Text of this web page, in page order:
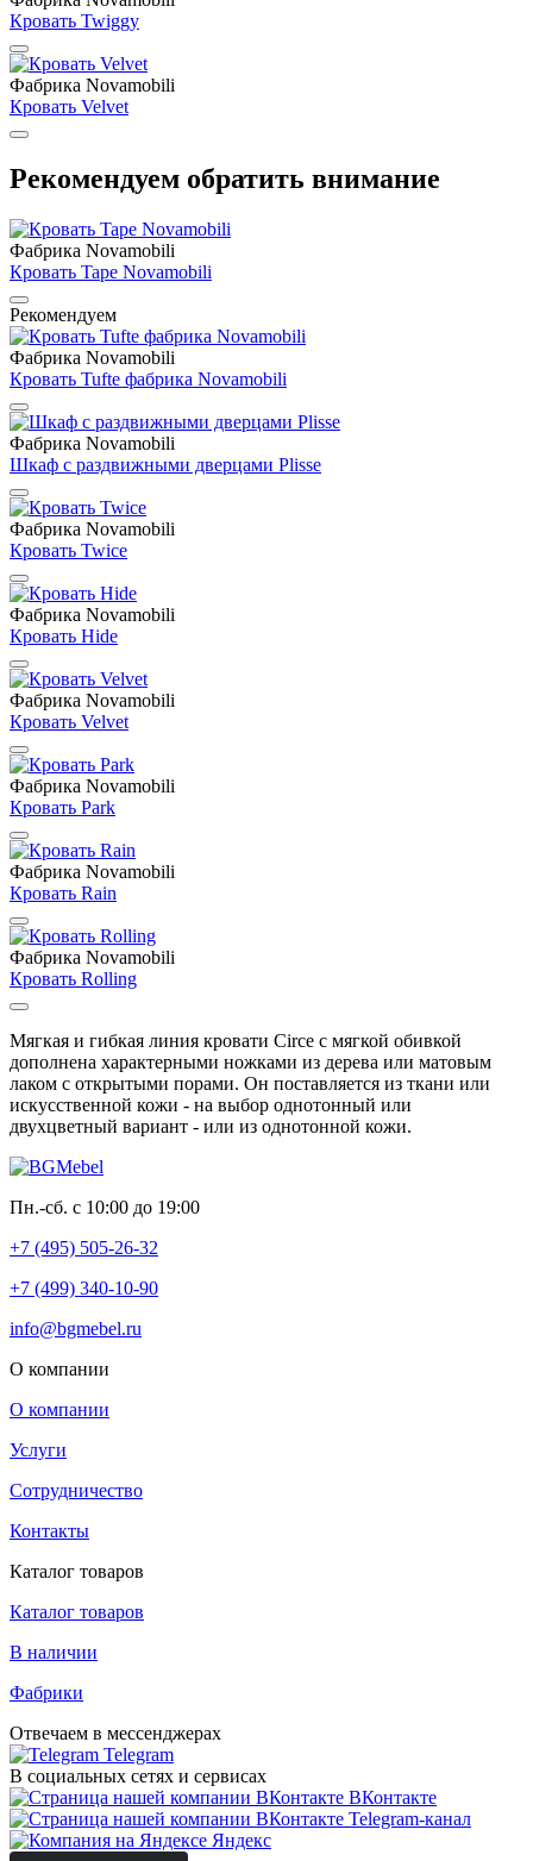
Кровать Twiggy
Фабрика Novamobili
Кровать Velvet
Рекомендуем обратить внимание
Фабрика Novamobili
Кровать Tape Novamobili
Рекомендуем
Фабрика Novamobili
Кровать Tufte фабрика Novamobili
Фабрика Novamobili
Шкаф с раздвижными дверцами Plisse
Фабрика Novamobili
Кровать Twice
Фабрика Novamobili
Кровать Hide
Фабрика Novamobili
Кровать Velvet
Фабрика Novamobili
Кровать Park
Фабрика Novamobili
Кровать Rain
Фабрика Novamobili
Кровать Rolling
Мягкая и гибкая линия кровати Circe с мягкой обивкой
дополнена характерными ножками из дерева или матовым
лаком с открытыми порами. Он поставляется из ткани или
искусственной кожи - на выбор однотонный или
двухцветный вариант - или из однотонной кожи.
Пн.-сб. с 10:00 до 19:00
+7 (495) 505-26-32
+7 (499) 340-10-90
info@bgmebel.ru
О компании
О компании
Услуги
Сотрудничество
Контакты
Каталог товаров
Каталог товаров
В наличии
Фабрики
Отвечаем в мессенджерах
Telegram
В социальных сетях и сервисах
ВКонтакте
Telegram-канал
Яндекс